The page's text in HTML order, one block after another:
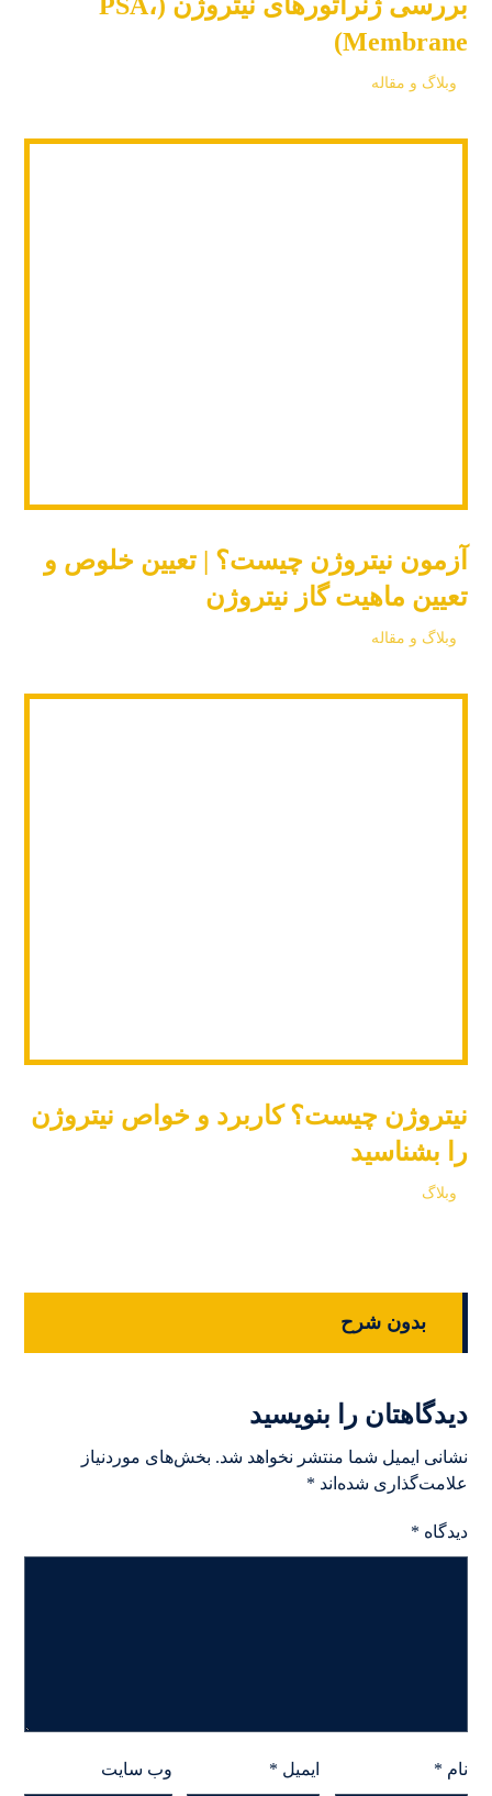
بررسی ژنراتورهای نیتروژن (PSA،
Membrane)
وبلاگ و مقاله
آزمون نیتروژن چیست؟ | تعیین خلوص و
تعیین ماهیت گاز نیتروژن
وبلاگ و مقاله
نیتروژن چیست؟ کاربرد و خواص نیتروژن
را بشناسید
وبلاگ
بدون شرح
دیدگاهتان را بنویسید
نشانی ایمیل شما منتشر نخواهد شد. بخش‌های موردنیاز
علامت‌گذاری شده‌اند *
دیدگاه *
نام * ایمیل * وب‌ سایت